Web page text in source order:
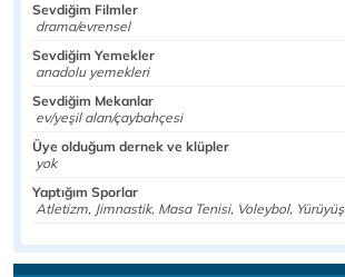
Sevdiğim Filmler
drama/evrensel
Sevdiğim Yemekler
anadolu yemekleri
Sevdiğim Mekanlar
ev/yeşil alan/çaybahçesi
Üye olduğum dernek ve klüpler
yok
Yaptığım Sporlar
Atletizm, Jimnastik, Masa Tenisi, Voleybol, Yürüyüş